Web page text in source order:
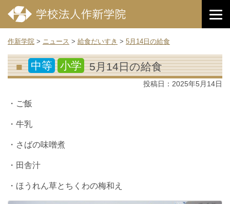
作新学院 > ニュース > 給食だいすき > 5月14日の給食
中等 小学 5月14日の給食
投稿日： 2025年5月14日
・ご飯
・牛乳
・さばの味噌煮
・田舎汁
・ほうれん草とちくわの梅和え